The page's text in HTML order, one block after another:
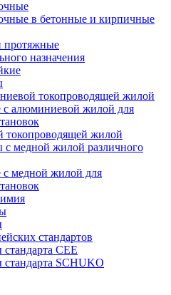
в бетонные и кирпичные
протяжные
назначения
токопроводящей жилой
с алюминиевой жилой для
токопроводящей жилой
медной жилой различного
медной жилой для
стандартов
CEE
SCHUKO